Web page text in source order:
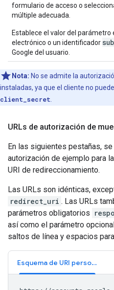
formulario de acceso o
múltiple adecuada.
Establece el valor del parámetro
electrónico o un identificador sub
Google del usuario.
Nota: No se admite la
instaladas, ya que el cliente no
client_secret
URLs de autorización de
En las siguientes pestañas,
autorización de ejemplo para
URI de redireccionamiento.
Las URLs son idénticas,
redirect_uri . Las URLs
parámetros obligatorios
así como el parámetro
saltos de línea y espacios
Esquema de URI personalizado